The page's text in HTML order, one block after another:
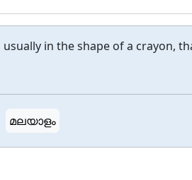
in the shape of a crayon,
മലയാളം